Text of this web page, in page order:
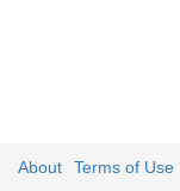
About Terms of Use